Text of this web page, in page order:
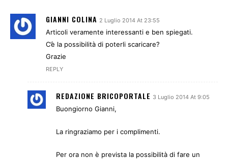
GIANNI COLINA 2 Luglio 2014 At 23:55
Articoli veramente interessanti e ben spiegati.
C’è la possibilità di poterli scaricare?
Grazie
REPLY
REDAZIONE BRICOPORTALE 3 Luglio 2014 At 9:05
Buongiorno Gianni,
La ringraziamo per i complimenti.
Per ora non è prevista la possibilità di fare un